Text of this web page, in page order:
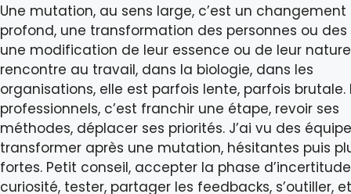
Une mutation, au sens large, c’est un changement
profond, une transformation des personnes ou des
une modification de leur essence ou de leur
rencontre au travail, dans la biologie, dans les
organisations, elle est parfois lente, parfois brutale.
professionnels, c’est franchir une étape, revoir ses
méthodes, déplacer ses priorités. J’ai vu des
transformer après une mutation, hésitantes puis
fortes. Petit conseil, accepter la phase
curiosité, tester, partager les feedbacks, s’outiller, et